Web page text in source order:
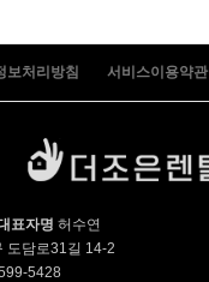
보처리방침 서비스이용약관
표자명 허수연
도담로31길 14-2
5428